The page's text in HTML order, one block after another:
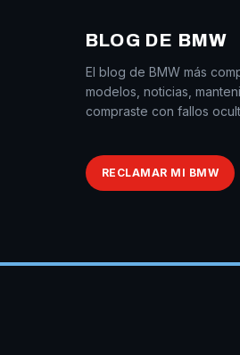
BLOG DE BMW
El blog de BMW más
modelos, noticias,
compraste con fallos
RECLAMAR MI BMW